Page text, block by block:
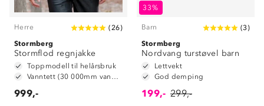
Herre (26)
Stormberg
Stormflod regnjakke
Toppmodell til helårsbruk
Vanntett (30 000mm vannsøyle)
999,-
33%
Barn (3)
Stormberg
Nordvang turstøvel barn
Lettvekt
God demping
199,- 299,-